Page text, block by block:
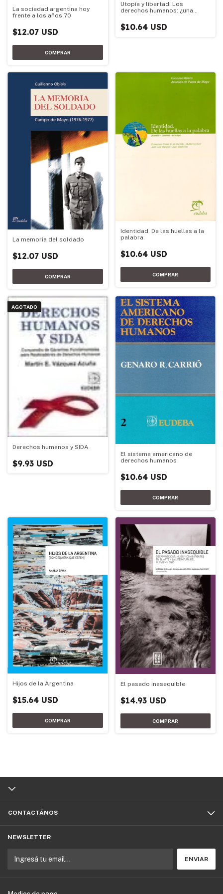
La sociedad argentina hoy
frente a los años 70
$12.07 USD
Utopía y libertad. Los
derechos humanos: ¿una
$10.64 USD
La memoria del soldado
$12.07 USD
Identidad. De las huellas a la
palabra.
$10.64 USD
AGOTADO
Derechos humanos y SIDA
$9.93 USD
El sistema americano de
derechos humanos
$10.64 USD
Hijos de la Argentina
$15.64 USD
El pasado inasequible
$14.93 USD
CONTACTÁNOS
NEWSLETTER